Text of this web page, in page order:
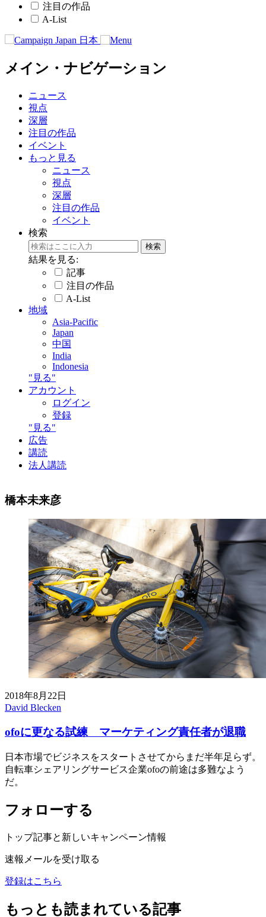
注目の作品
A-List
メイン・ナビゲーション
ニュース
視点
深層
注目の作品
イベント
もっと見る
ニュース
視点
深層
注目の作品
イベント
検索
結果を見る:
記事
注目の作品
A-List
地域
Asia-Pacific
Japan
中国
India
Indonesia
"見る"
アカウント
ログイン
登録
"見る"
広告
講読
法人講読
橋本未来彦
2018年8月22日
David Blecken
ofoに更なる試練 マーケティング責任者が退職
日本市場でビジネスをスタートさせてからまだ半年足らず。
自転車シェアリングサービス企業ofoの前途は多難なよう
だ。
フォローする
トップ記事と新しいキャンペーン情報
速報メールを受け取る
登録はこちら
もっとも読まれている記事